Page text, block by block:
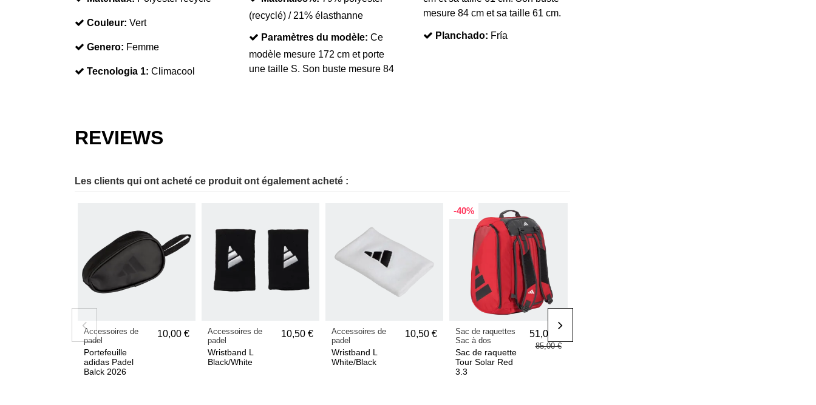
Couleur: Vert
Genero: Femme
Tecnologia 1: Climacool
(recyclé) / 21% élasthanne
Paramètres du modèle: Ce
modèle mesure 172 cm et porte
une taille S. Son buste mesure 84
mesure 84 cm et sa taille 61 cm.
Planchado: Fría
REVIEWS
Les clients qui ont acheté ce produit ont également acheté :
Accessoires de
padel
Portefeuille
adidas Padel
Balck 2026
10,00 €
Accessoires de
padel
Wristband L
Black/White
10,50 €
Accessoires de
padel
Wristband L
White/Black
10,50 €
-40%
Sac de raquettes
Sac à dos
Sac de raquette
Tour Solar Red
3.3
51,00 €
85,00 €